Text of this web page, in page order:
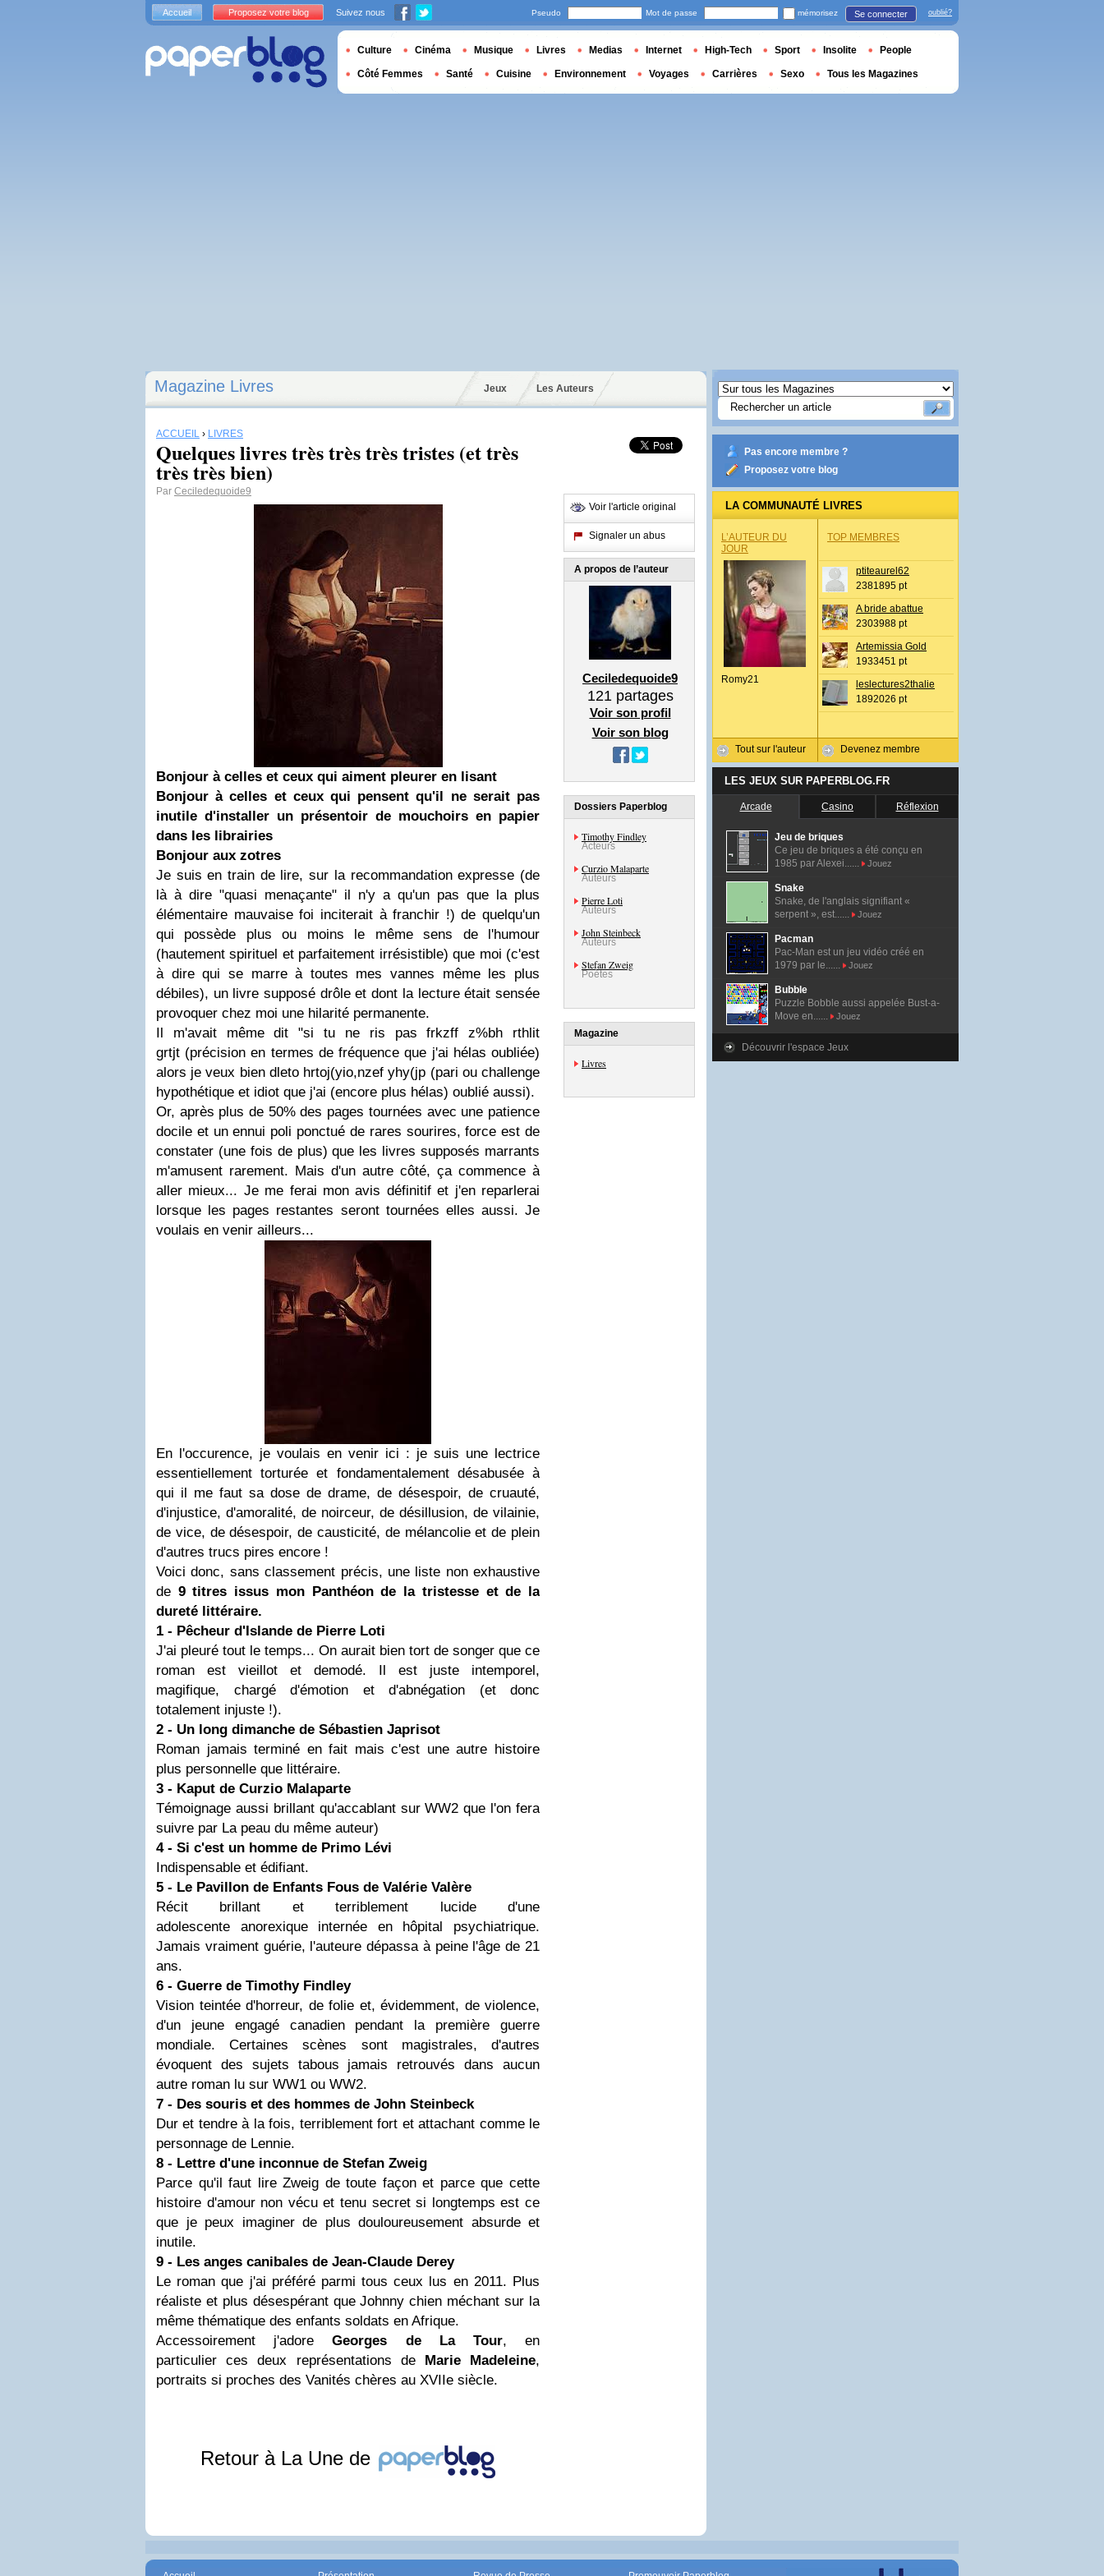
Magazine Livres Jeux Les Auteurs
ACCUEIL › LIVRES
Quelques livres très très très tristes (et très
très très bien)
Par Ceciledequoide9
Bonjour à celles et ceux qui aiment pleurer en lisant
Bonjour à celles et ceux qui pensent qu'il ne serait pas
inutile d'installer un présentoir de mouchoirs en papier
dans les librairies
Bonjour aux zotres
Je suis en train de lire, sur la recommandation expresse (de
là à dire "quasi menaçante" il n'y a qu'un pas que la plus
élémentaire mauvaise foi inciterait à franchir !) de quelqu'un
qui possède plus ou moins le même sens de l'humour
(hautement spirituel et parfaitement irrésistible) que moi (c'est
à dire qui se marre à toutes mes vannes même les plus
débiles), un livre supposé drôle et dont la lecture était sensée
provoquer chez moi une hilarité permanente.
Il m'avait même dit "si tu ne ris pas frkzff z%bh rthlit
grtjt (précision en termes de fréquence que j'ai hélas oubliée)
alors je veux bien dleto hrtoj(yio,nzef yhy(jp (pari ou challenge
hypothétique et idiot que j'ai (encore plus hélas) oublié aussi).
Or, après plus de 50% des pages tournées avec une patience
docile et un ennui poli ponctué de rares sourires, force est de
constater (une fois de plus) que les livres supposés marrants
m'amusent rarement. Mais d'un autre côté, ça commence à
aller mieux... Je me ferai mon avis définitif et j'en reparlerai
lorsque les pages restantes seront tournées elles aussi. Je
voulais en venir ailleurs...
En l'occurence, je voulais en venir ici : je suis une lectrice
essentiellement torturée et fondamentalement désabusée à
qui il me faut sa dose de drame, de désespoir, de cruauté,
d'injustice, d'amoralité, de noirceur, de désillusion, de vilainie,
de vice, de désespoir, de causticité, de mélancolie et de plein
d'autres trucs pires encore !
Voici donc, sans classement précis, une liste non exhaustive
de 9 titres issus mon Panthéon de la tristesse et de la
dureté littéraire.
1 - Pêcheur d'Islande de Pierre Loti
J'ai pleuré tout le temps... On aurait bien tort de songer que ce
roman est vieillot et demodé. Il est juste intemporel,
magifique, chargé d'émotion et d'abnégation (et donc
totalement injuste !).
2 - Un long dimanche de Sébastien Japrisot
Roman jamais terminé en fait mais c'est une autre histoire
plus personnelle que littéraire.
3 - Kaput de Curzio Malaparte
Témoignage aussi brillant qu'accablant sur WW2 que l'on fera
suivre par La peau du même auteur)
4 - Si c'est un homme de Primo Lévi
Indispensable et édifiant.
5 - Le Pavillon de Enfants Fous de Valérie Valère
Récit brillant et terriblement lucide d'une
adolescente anorexique internée en hôpital psychiatrique.
Jamais vraiment guérie, l'auteure dépassa à peine l'âge de 21
ans.
6 - Guerre de Timothy Findley
Vision teintée d'horreur, de folie et, évidemment, de violence,
d'un jeune engagé canadien pendant la première guerre
mondiale. Certaines scènes sont magistrales, d'autres
évoquent des sujets tabous jamais retrouvés dans aucun
autre roman lu sur WW1 ou WW2.
7 - Des souris et des hommes de John Steinbeck
Dur et tendre à la fois, terriblement fort et attachant comme le
personnage de Lennie.
8 - Lettre d'une inconnue de Stefan Zweig
Parce qu'il faut lire Zweig de toute façon et parce que cette
histoire d'amour non vécu et tenu secret si longtemps est ce
que je peux imaginer de plus douloureusement absurde et
inutile.
9 - Les anges canibales de Jean-Claude Derey
Le roman que j'ai préféré parmi tous ceux lus en 2011. Plus
réaliste et plus désespérant que Johnny chien méchant sur la
même thématique des enfants soldats en Afrique.
Accessoirement j'adoreGeorges de La Tour, en
particulier ces deux représentations de Marie Madeleine,
portraits si proches des Vanités chères au XVIIe siècle.
Retour à La Une de
Voir l'article original
Signaler un abus
A propos de l’auteur
Ceciledequoide9
121partages
Voir son profil
Voir son blog
Dossiers Paperblog
Timothy Findley
Acteurs
Curzio Malaparte
Auteurs
Pierre Loti
Auteurs
John Steinbeck
Auteurs
Stefan Zweig
Poètes
Magazine
Livres
Pas encore membre ?
Proposez votre blog
LA COMMUNAUTÉ LIVRES
L’AUTEUR DU
JOUR
Romy21
Tout sur l'auteur
TOP MEMBRES
ptiteaurel62
2381895 pt
A bride abattue
2303988 pt
Artemissia Gold
1933451 pt
leslectures2thalie
1892026 pt
Devenez membre
LES JEUX SUR PAPERBLOG.FR
Arcade Casino Réflexion
Jeu de briques
Ce jeu de briques a été conçu en
1985 par Alexei......
Jouez
Snake
Snake, de l'anglais signifiant «
serpent », est......
Jouez
Pacman
Pac-Man est un jeu vidéo créé en
1979 par le......
Jouez
Bubble
Puzzle Bobble aussi appelée Bust-a-
Move en......
Jouez
Découvrir l'espace Jeux
Accueil Proposez votre blog Suivez nous Pseudo Mot de passe mémorisez Se connecter oublié?
Culture Cinéma Musique Livres Medias Internet High-Tech Sport Insolite People
Côté Femmes Santé Cuisine Environnement Voyages Carrières Sexo Tous les Magazines